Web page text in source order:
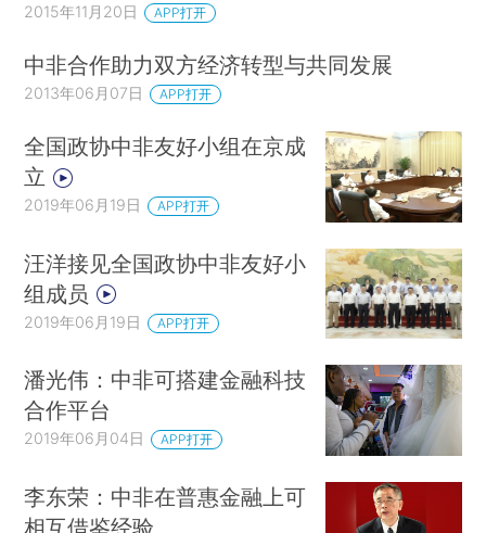
2015年11月20日 APP打开
中非合作助力双方经济转型与共同发展
2013年06月07日 APP打开
全国政协中非友好小组在京成
立
2019年06月19日 APP打开
汪洋接见全国政协中非友好小
组成员
2019年06月19日 APP打开
潘光伟：中非可搭建金融科技
合作平台
2019年06月04日 APP打开
李东荣：中非在普惠金融上可
相互借鉴经验